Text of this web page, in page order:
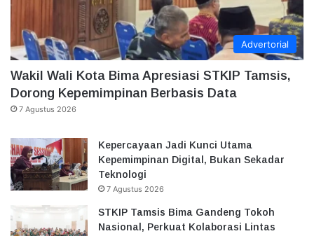
Advertorial
Wakil Wali Kota Bima Apresiasi STKIP Tamsis,
Dorong Kepemimpinan Berbasis Data
7 Agustus 2026
Kepercayaan Jadi Kunci Utama
Kepemimpinan Digital, Bukan Sekadar
Teknologi
7 Agustus 2026
STKIP Tamsis Bima Gandeng Tokoh
Nasional, Perkuat Kolaborasi Lintas